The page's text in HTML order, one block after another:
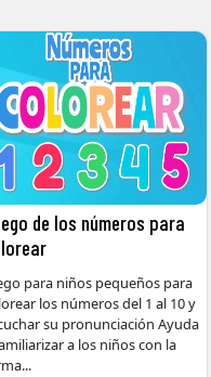
de los números para
para niños pequeños para
los números del 1 al 10 y
su pronunciación Ayuda
a los niños con la
...